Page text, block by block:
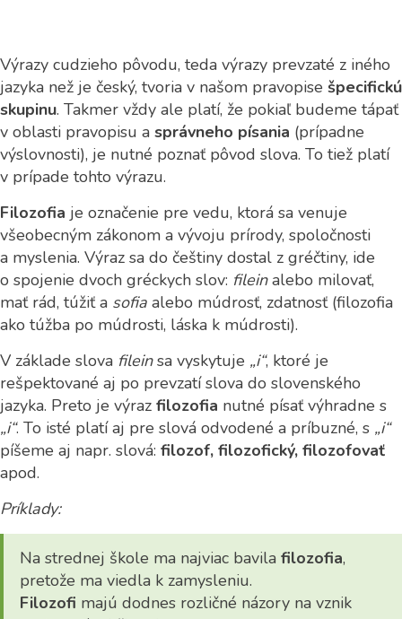
Výrazy cudzieho pôvodu, teda výrazy prevzaté z iného
jazyka než je český, tvoria v našom pravopise špecifickú
skupinu. Takmer vždy ale platí, že pokiaľ budeme tápať
v oblasti pravopisu a správneho písania (prípadne
výslovnosti), je nutné poznať pôvod slova. To tiež platí
v prípade tohto výrazu.
Filozofia je označenie pre vedu, ktorá sa venuje
všeobecným zákonom a vývoju prírody, spoločnosti
a myslenia. Výraz sa do češtiny dostal z gréčtiny, ide
o spojenie dvoch gréckych slov: fileinalebo milovať,
mať rád, túžiť a sofia alebo múdrosť, zdatnosť (filozofia
ako túžba po múdrosti, láska k múdrosti).
V základe slova fileinsa vyskytuje „i“, ktoré je
rešpektované aj po prevzatí slova do slovenského
jazyka. Preto je výraz filozofia nutné písať výhradne s
„i“. To isté platí aj pre slová odvodené a príbuzné, s „i“
píšeme aj napr. slová: filozof, filozofický, filozofovať
apod.
Príklady:
Na strednej škole ma najviac bavila filozofia,
pretože ma viedla k zamysleniu.
Filozofi majú dodnes rozličné názory na vznik